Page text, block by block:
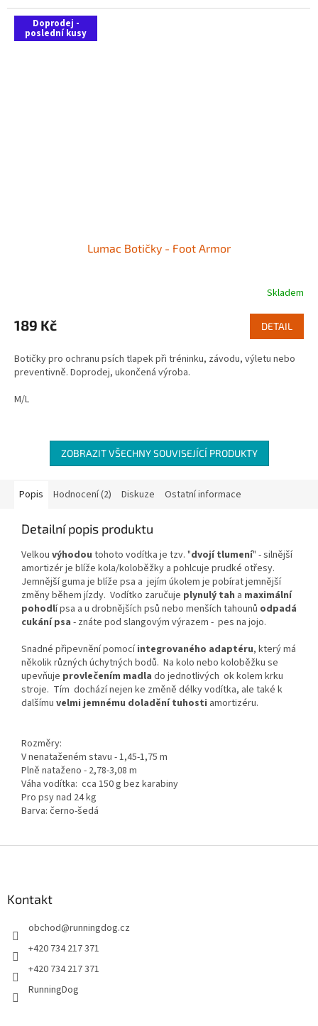
Doprodej -
poslední kusy
Lumac Botičky - Foot Armor
produktu
je
z
5
Skladem
189 Kč DETAIL
Botičky pro ochranu psích tlapek při tréninku, závodu, výletu nebo
preventivně. Doprodej, ukončená výroba.
M/L
ZOBRAZIT VŠECHNY SOUVISEJÍCÍ PRODUKTY
Popis Hodnocení (2) Diskuze Ostatní informace
Detailní popis produktu
Velkou výhodou tohoto vodítka je tzv. "dvojí tlumení" - silnější
amortizér je blíže kola/koloběžky a pohlcuje prudké otřesy.
Jemnější guma je blíže psa a jejím úkolem je pobírat jemnější
změny během jízdy. Vodítko zaručuje plynulý tah a maximální
pohodlí psa a u drobnějších psů nebo menších tahounů odpadá
cukání psa - znáte pod slangovým výrazem - pes na jojo.
Snadné připevnění pomocíintegrovaného adaptéru, který má
několik různých úchytných bodů. Na kolo nebo koloběžku se
upevňuje provlečením madla do jednotlivých ok kolem krku
stroje. Tím dochází nejen ke změně délky vodítka, ale také k
dalšímu velmi jemnému doladění tuhosti amortizéru.
Rozměry:
V nenataženém stavu - 1,45-1,75 m
Plně nataženo - 2,78-3,08 m
Váha vodítka: cca 150 g bez karabiny
Pro psy nad 24 kg
Barva: černo-šedá
Kontakt
obchod@runningdog.cz
+420 734 217 371
+420 734 217 371
RunningDog